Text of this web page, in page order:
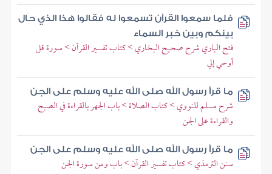
فلما سمعوا القرآن تسمعوا له فقالوا هذا الذي حال
بينكم وبين خبر السماء
فتح الباري شرح صحيح البخاري > كتاب تفسير القرآن > سورة قل
أوحي إلي
ما قرأ رسول الله صلى الله عليه وسلم على الجن
شرح مسلم للنووي > كتاب الصلاة > باب الجهر بالقراءة في الصبح
والقراءة على الجن
ما قرأ رسول الله صلى الله عليه وسلم على الجن
سنن الترمذي > كتاب تفسير القرآن > باب ومن سورة الجن